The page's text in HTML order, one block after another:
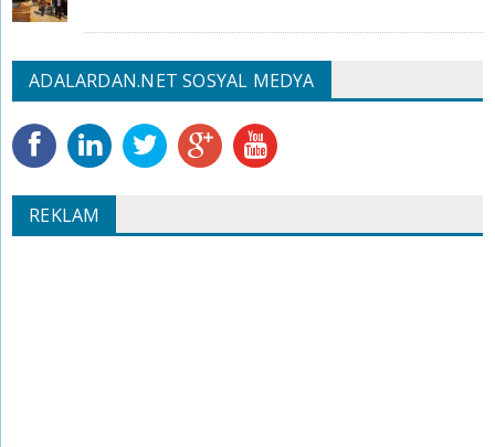
ADALARDAN.NET SOSYAL MEDYA
REKLAM